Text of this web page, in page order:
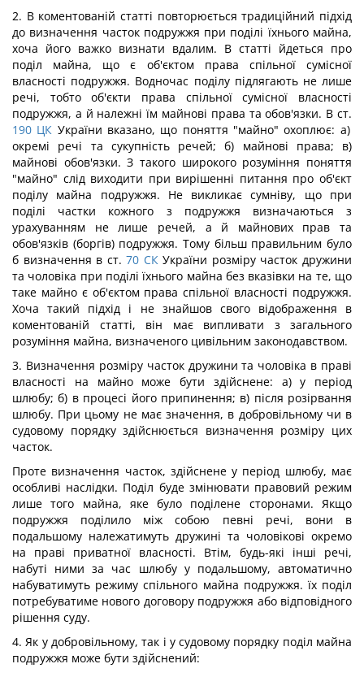
2. В коментованій статті повторюється традиційний підхід
до визначення часток подружжя при поділі їхнього майна,
хоча його важко визнати вдалим. В статті йдеться про
поділ майна, що є об'єктом права спільної сумісної
власності подружжя. Водночас поділу підлягають не лише
речі, тобто об'єкти права спільної сумісної власності
подружжя, а й належні їм майнові права та обов'язки. В ст.
190 ЦК України вказано, що поняття "майно" охоплює: а)
окремі речі та сукупність речей; б) майнові права; в)
майнові обов'язки. З такого широкого розуміння поняття
"майно" слід виходити при вирішенні питання про об'єкт
поділу майна подружжя. Не викликає сумніву, що при
поділі частки кожного з подружжя визначаються з
урахуванням не лише речей, а й майнових прав та
обов'язків (боргів) подружжя. Тому більш правильним було
б визначення в ст. 70 СКУкраїни розміру часток дружини
та чоловіка при поділі їхнього майна без вказівки на те, що
таке майно є об'єктом права спільної власності подружжя.
Хоча такий підхід і не знайшов свого відображення в
коментованій статті, він має випливати з загального
розуміння майна, визначеного цивільним законодавством.
3. Визначення розміру часток дружини та чоловіка в праві
власності на майно може бути здійснене: а) у період
шлюбу; б) в процесі його припинення; в) після розірвання
шлюбу. При цьому не має значення, в добровільному чи в
судовому порядку здійснюється визначення розміру цих
часток.
Проте визначення часток, здійснене у період шлюбу, має
особливі наслідки. Поділ буде змінювати правовий режим
лише того майна, яке було поділене сторонами. Якщо
подружжя поділило між собою певні речі, вони в
подальшому належатимуть дружині та чоловікові окремо
на праві приватної власності. Втім, будь-які інші речі,
набуті ними за час шлюбу у подальшому, автоматично
набуватимуть режиму спільного майна подружжя. їх поділ
потребуватиме нового договору подружжя або відповідного
рішення суду.
4. Як у добровільному, так і у судовому порядку поділ майна
подружжя може бути здійснений: